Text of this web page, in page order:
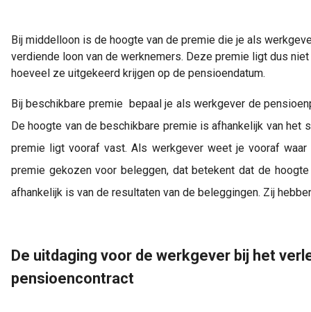
Bij middelloon is de hoogte van de premie die je als
verdiende loon van de werknemers. Deze premie ligt dus
hoeveel ze uitgekeerd krijgen op de pensioendatum.
Bij beschikbare premie  bepaal je als werkgever de
De hoogte van de beschikbare premie is afhankelijk van het
premie ligt vooraf vast. Als werkgever weet je vooraf
premie gekozen voor beleggen, dat betekent dat de
afhankelijk is van de resultaten van de beleggingen. Zij
De uitdaging voor de werkgever bij het
pensioencontract
om
te
over
van
op
Hierdoor
website-